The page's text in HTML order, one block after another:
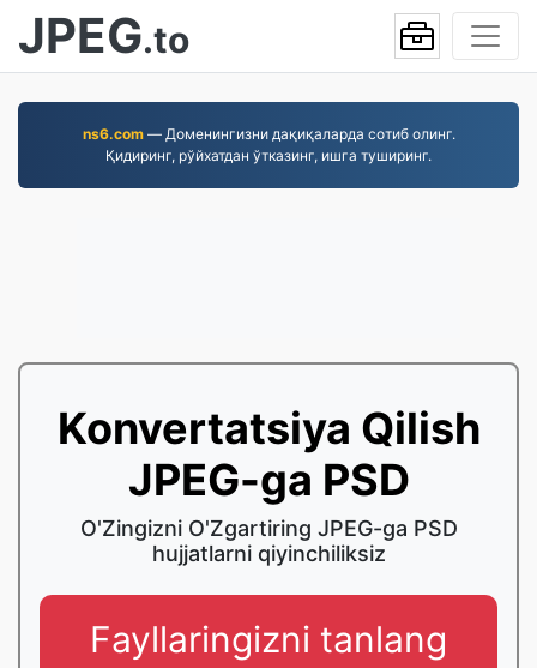
JPEG.to
ns6.com— Доменингизни дақиқаларда сотиб олинг.
Қидиринг, рўйхатдан ўтказинг, ишга туширинг.
Konvertatsiya Qilish
JPEG-ga PSD
O'Zingizni O'Zgartiring JPEG-ga PSD
hujjatlarni qiyinchiliksiz
Fayllaringizni tanlang